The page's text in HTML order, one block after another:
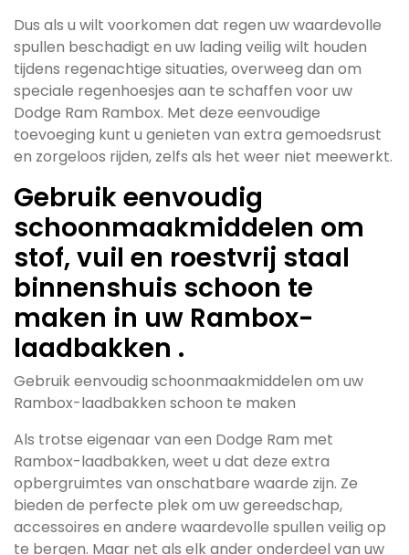
Dus als u wilt voorkomen dat regen uw waardevolle
spullen beschadigt en uw lading veilig wilt houden
tijdens regenachtige situaties, overweeg dan om
speciale regenhoesjes aan te schaffen voor uw
Dodge Ram Rambox. Met deze eenvoudige
toevoeging kunt u genieten van extra gemoedsrust
en zorgeloos rijden, zelfs als het weer niet meewerkt.
Gebruik eenvoudig
schoonmaakmiddelen om
stof, vuil en roestvrij staal
binnenshuis schoon te
maken in uw Rambox-
laadbakken .
Gebruik eenvoudig schoonmaakmiddelen om uw
Rambox-laadbakken schoon te maken
Als trotse eigenaar van een Dodge Ram met
Rambox-laadbakken, weet u dat deze extra
opbergruimtes van onschatbare waarde zijn. Ze
bieden de perfecte plek om uw gereedschap,
accessoires en andere waardevolle spullen veilig op
te bergen. Maar net als elk ander onderdeel van uw